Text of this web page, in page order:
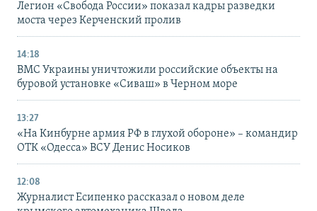
Легион «Свобода России» показал кадры разведки
моста через Керченский пролив
14:18
ВМС Украины уничтожили российские объекты на
буровой установке «Сиваш» в Черном море
13:27
«На Кинбурне армия РФ в глухой обороне» – командир
ОТК «Одесса» ВСУ Денис Носиков
12:08
Журналист Есипенко рассказал о новом деле